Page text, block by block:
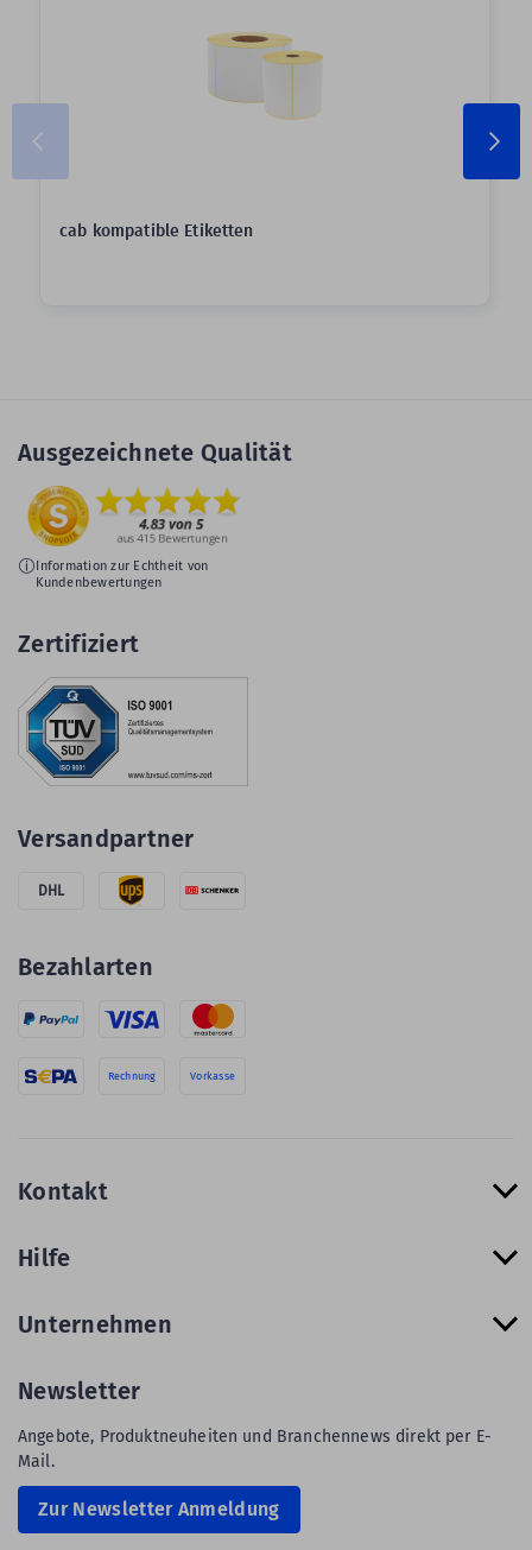
cab kompatible Etiketten
Ausgezeichnete Qualität
Information zur Echtheit von
Kundenbewertungen
Zertifiziert
Versandpartner
DHL
Bezahlarten
Rechnung Vorkasse
Kontakt
Hilfe
Unternehmen
Newsletter
Angebote, Produktneuheiten und Branchennews direkt per E-
Mail.
Zur Newsletter Anmeldung